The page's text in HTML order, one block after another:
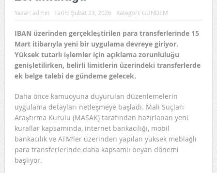
Yazar: admin Tarih: Şubat 23, 2026 Kategori: GÜNDEM
IBAN üzerinden gerçekleştirilen para transferlerinde 15
Mart itibarıyla yeni bir uygulama devreye giriyor.
Yüksek tutarlı işlemler için açıklama zorunluluğu
genişletilirken, belirli limitlerin üzerindeki transferlerde
ek belge talebi de gündeme gelecek.
Daha önce kamuoyuna duyurulan düzenlemelerin
uygulama detayları netleşmeye başladı. Mali Suçları
Araştırma Kurulu (MASAK) tarafından hazırlanan yeni
kurallar kapsamında, internet bankacılığı, mobil
bankacılık ve ATM’ler üzerinden yapılan yüksek meblağlı
para transferlerinde daha kapsamlı beyan dönemi
başlıyor.